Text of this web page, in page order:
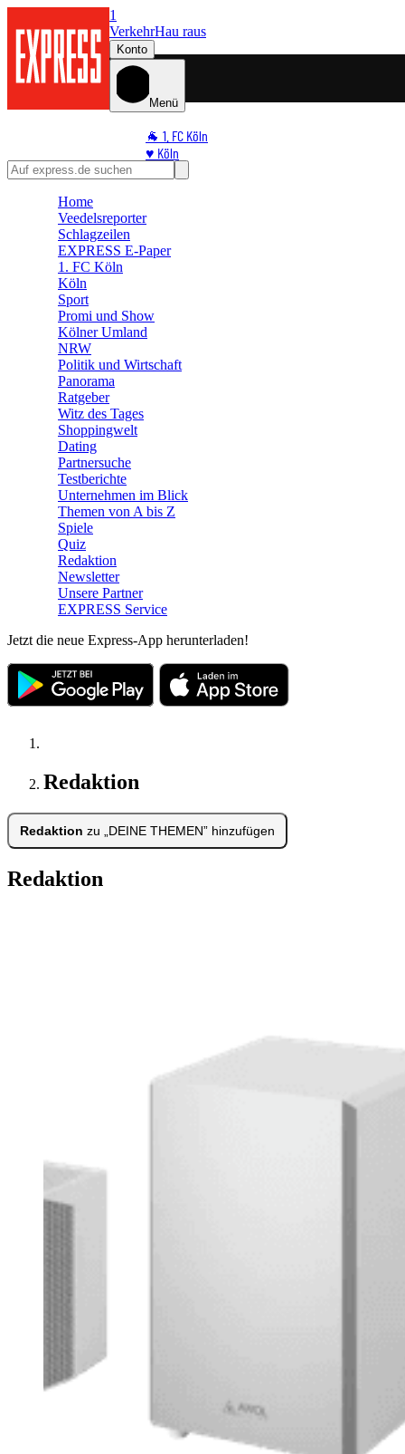
1
VerkehrHau raus
Konto
Menü
🐐 1. FC Köln
♥️ Köln
🛒 Shoppingwelt
Home
Veedelsreporter
Schlagzeilen
EXPRESS E-Paper
1. FC Köln
Köln
Sport
Promi und Show
Kölner Umland
NRW
Politik und Wirtschaft
Panorama
Ratgeber
Witz des Tages
Shoppingwelt
Dating
Partnersuche
Testberichte
Unternehmen im Blick
Themen von A bis Z
Spiele
Quiz
Redaktion
Newsletter
Unsere Partner
EXPRESS Service
Jetzt die neue Express-App herunterladen!
Redaktion
Redaktion zu „DEINE THEMEN” hinzufügen
Redaktion